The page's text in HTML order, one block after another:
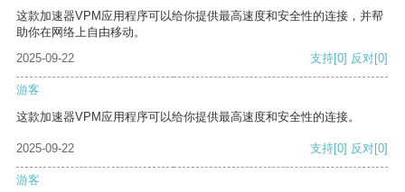
这款加速器VPM应用程序可以给你提供最高速度和安全性的连接，并帮
助你在网络上自由移动。
2025-09-22
支持[0] 反对[0]
游客
这款加速器VPM应用程序可以给你提供最高速度和安全性的连接。
2025-09-22 支持[0] 反对[0]
游客